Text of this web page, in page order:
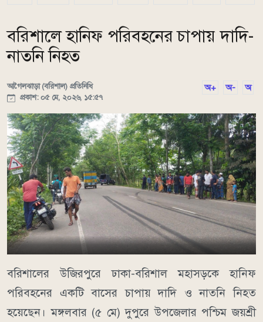
বরিশালে হানিফ পরিবহনের চাপায় দাদি-
নাতনি নিহত
আগৈলঝাড়া (বরিশাল) প্রতিনিধি
প্রকাশ: ০৫ মে, ২০২৬, ১৫:৫৭
অ+ অ- অ
বরিশালের উজিরপুরে ঢাকা-বরিশাল মহাসড়কে হানিফ
পরিবহনের একটি বাসের চাপায় দাদি ও নাতনি নিহত
হয়েছেন। মঙ্গলবার (৫ মে) দুপুরে উপজেলার পশ্চিম জয়শ্রী